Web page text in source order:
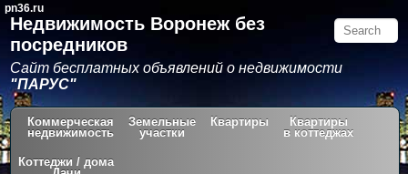
pn36.ru
Недвижимость Воронеж без
посредников
Сайт бесплатных объявлений о недвижимости
"ПАРУС"
Коммерческая
недвижимость
Земельные
участки
Квартиры
Квартиры
в коттеджах
Коттеджи / дома